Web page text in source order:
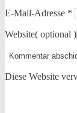
E-Mail-Adresse *
Website( optional )
Diese Website